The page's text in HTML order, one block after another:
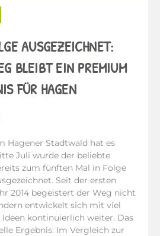
AUSGEZEICHNET:
BLEIBT EIN PREMIUM
FÜR HAGEN
Hagener Stadtwald hat es
Juli wurde der beliebte
zum fünften Mal in Folge
Seit der ersten
2014 begeistert der Weg nicht
entwickelt sich mit viel
kontinuierlich weiter. Das
Ergebnis: Im Vergleich zur